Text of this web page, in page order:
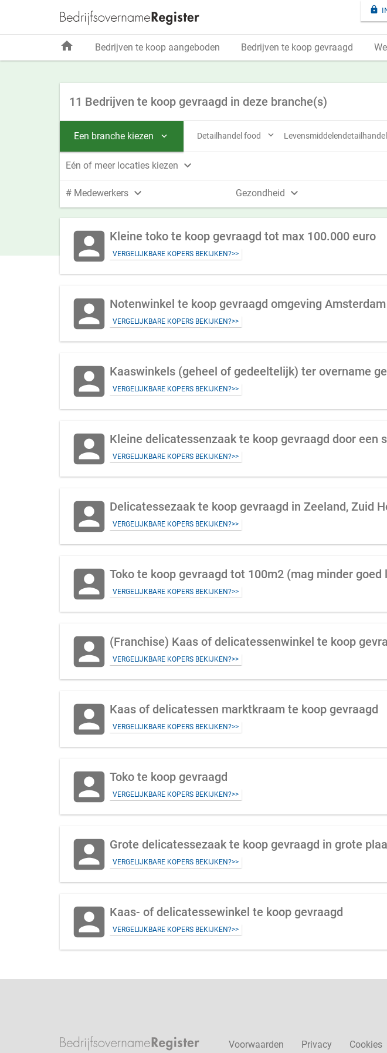
11 Bedrijven te koop gevraagd in deze branche(s)
Een branche kiezen  Detailhandel food  Levensmiddelendetailhandel
Eén of meer locaties kiezen 
# Medewerkers  Gezondheid 
account_box Kleine toko te koop gevraagd tot max 100.000 euro
VERGELIJKBARE KOPERS BEKIJKEN?>>
account_box Notenwinkel te koop gevraagd omgeving Amsterdam
VERGELIJKBARE KOPERS BEKIJKEN?>>
account_box Kaaswinkels (geheel of gedeeltelijk) ter overname
VERGELIJKBARE KOPERS BEKIJKEN?>>
account_box Kleine delicatessenzaak te koop gevraagd door een
VERGELIJKBARE KOPERS BEKIJKEN?>>
account_box Delicatessezaak te koop gevraagd in Zeeland, Zuid
VERGELIJKBARE KOPERS BEKIJKEN?>>
account_box Toko te koop gevraagd tot 100m2 (mag minder goed
VERGELIJKBARE KOPERS BEKIJKEN?>>
account_box (Franchise) Kaas of delicatessenwinkel te koop
VERGELIJKBARE KOPERS BEKIJKEN?>>
account_box Kaas of delicatessen marktkraam te koop gevraagd
VERGELIJKBARE KOPERS BEKIJKEN?>>
account_box Toko te koop gevraagd
VERGELIJKBARE KOPERS BEKIJKEN?>>
account_box Grote delicatessezaak te koop gevraagd in grote
VERGELIJKBARE KOPERS BEKIJKEN?>>
account_box Kaas- of delicatessewinkel te koop gevraagd
VERGELIJKBARE KOPERS BEKIJKEN?>>

home Bedrijven te koop aangeboden Bedrijven te koop gevraagd
Voorwaarden Privacy Cookies